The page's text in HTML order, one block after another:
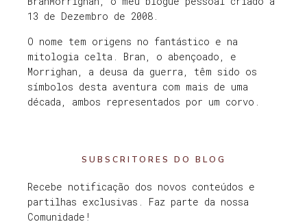
13 de Dezembro de 2008.
O nome tem origens no fantástico e na
mitologia celta. Bran, o abençoado, e
Morrighan, a deusa da guerra, têm sido os
símbolos desta aventura com mais de uma
década, ambos representados por um corvo.
SUBSCRITORES DO BLOG
Recebe notificação dos novos conteúdos e
partilhas exclusivas. Faz parte da nossa
Comunidade!